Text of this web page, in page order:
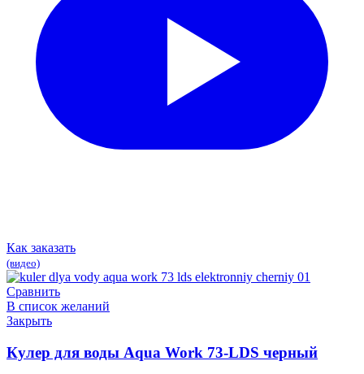
Как заказать
(видео)
Сравнить
В список желаний
Закрыть
Кулер для воды Aqua Work 73-LDS черный